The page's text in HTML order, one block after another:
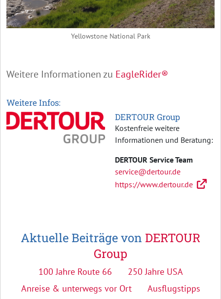
Yellowstone National Park
Weitere Informationen zu EagleRider®
Weitere Infos:
DERTOUR Group
Kostenfreie weitere
Informationen und Beratung:
DERTOUR Service Team
service@dertour.de
https://www.dertour.de
Aktuelle Beiträge von DERTOUR
Group
100 Jahre Route 66
250 Jahre USA
Anreise & unterwegs vor Ort
Ausflugstipps